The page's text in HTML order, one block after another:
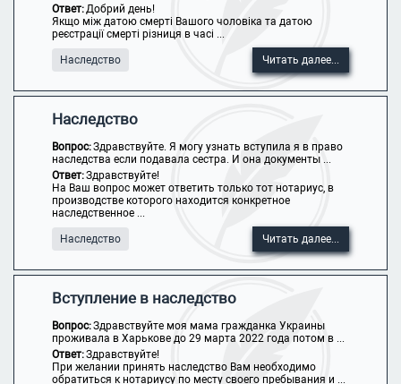
Ответ:Добрий день!
Якщо між датою смерті Вашого чоловіка та датою
реєстрації смерті різниця в часі ...
Наследство Читать далее...
Наследство
Вопрос:Здравствуйте. Я могу узнать вступила я в право
наследства если подавала сестра. И она документы ...
Ответ:Здравствуйте!
На Ваш вопрос может ответить только тот нотариус, в
производстве которого находится конкретное
наследственное ...
Наследство Читать далее...
Вступление в наследство
Вопрос:Здравствуйте моя мама гражданка Украины
проживала в Харькове до 29 марта 2022 года потом в ...
Ответ:Здравствуйте!
При желании принять наследство Вам необходимо
обратиться к нотариусу по месту своего пребывания и ...